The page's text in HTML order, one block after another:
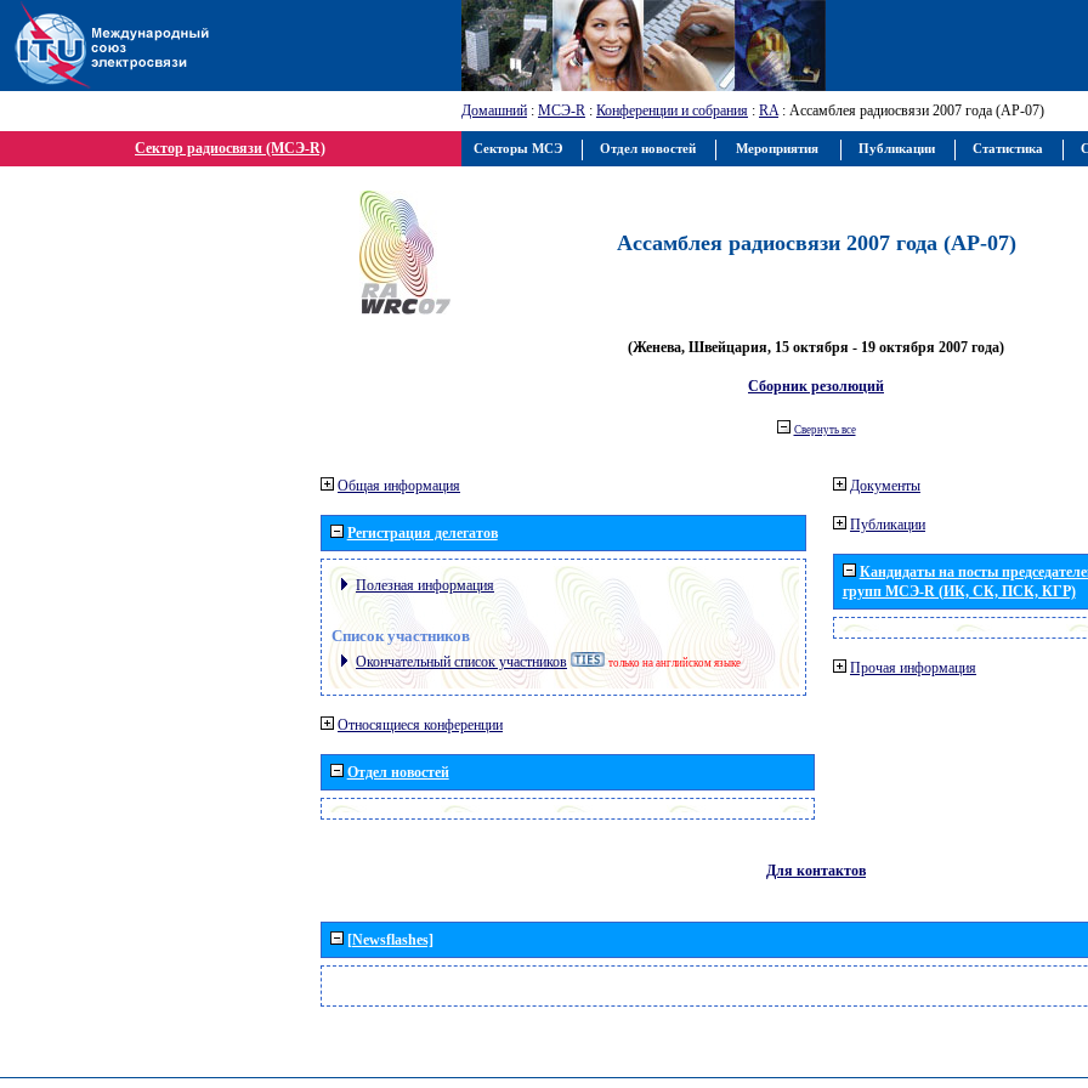
Домашний : МСЭ-R : Конференции и собрания : RA: Ассамблея радиосвязи 2007 года (АР-07)
Сектор радиосвязи (МСЭ-R)
Ассамблея радиосвязи 2007 года (АР-07)
(Женева, Швейцария, 15 октября - 19 октября 2007 года)
Сборник резолюций
Свернуть все
Общая информация
Регистрация делегатов
Полезная информация
Список участников
Окончательный список участников только на английском языке
Относящиеся конференции
Отдел новостей
Документы
Публикации
Кандидаты на посты
групп МСЭ-R (ИК, СК, ПСК, КГР)
Прочая информация
Для контактов
[Newsflashes]
Секторы МСЭ Отдел новостей Мероприятия Публикации Статистика